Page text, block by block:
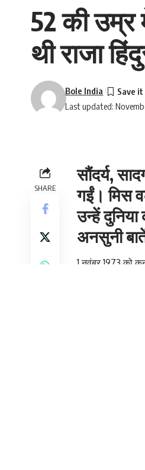
52 की उम्र
थी राजा
Last updated:
Bole India
SHARE
सौंदर्य,
गईं। मिस
उन्हें
अनसुनी
1 नवंबर 1973 को